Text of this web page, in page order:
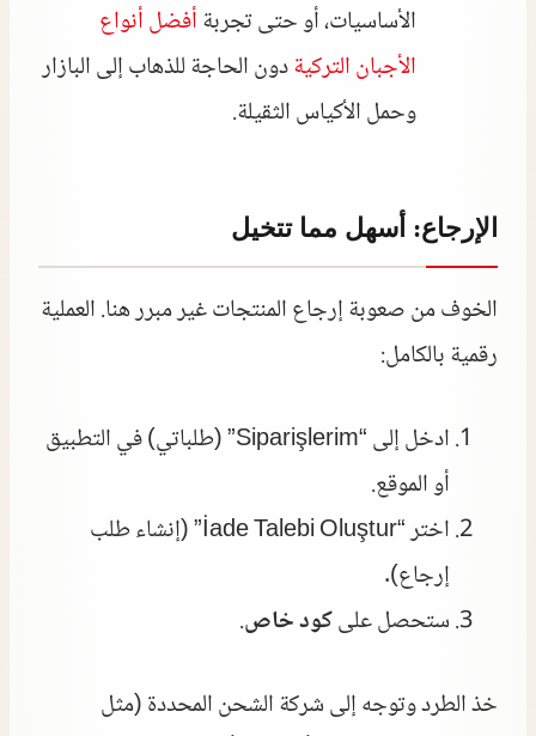
الأساسيات، أو حتى تجربةأفضل أنواع
الأجبان التركيةدون الحاجة للذهاب إلى البازار
وحمل الأكياس الثقيلة.
الإرجاع: أسهل مما تتخيل
الخوف من صعوبة إرجاع المنتجات غير مبرر هنا. العملية
رقمية بالكامل:
ادخل إلى “Siparişlerim” (طلباتي) في التطبيق
أو الموقع.
اختر “İade Talebi Oluştur” (إنشاء طلب
إرجاع).
ستحصل علىكود خاص.
خذ الطرد وتوجه إلى شركة الشحن المحددة (مثل